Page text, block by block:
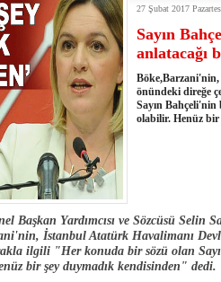
- Sekmen oyunu kullandı
- Erzurum 2019 Yerel Seçim Seçim Sonuçları
- Canan Uçar projelerini açıkladı
- Uçar: Çılgın projem şehri Mehmet
- AK Parti'de sıra belediye meclis üyesi
- CHP'nin İstanbul'da 11 ilçe adayı daha belli
- CHP'nin Ümraniye adayı Aykut Erdoğdu
- Gürsel Tekin CHP'den istifa etti
- DEM Parti'de ön seçim tamamlandı:
27 Şubat 2017
Sayın
anlatacağı
Böke,Barzani'nin,
önündeki direğe
Sayın Bahçeli'nin
olabilir. Henüz
Başkan Yardımcısı ve Sözcüsü Selin
İstanbul Atatürk Havalimanı
ilgili "Her konuda bir sözü olan
bir şey duymadık kendisinden" dedi.